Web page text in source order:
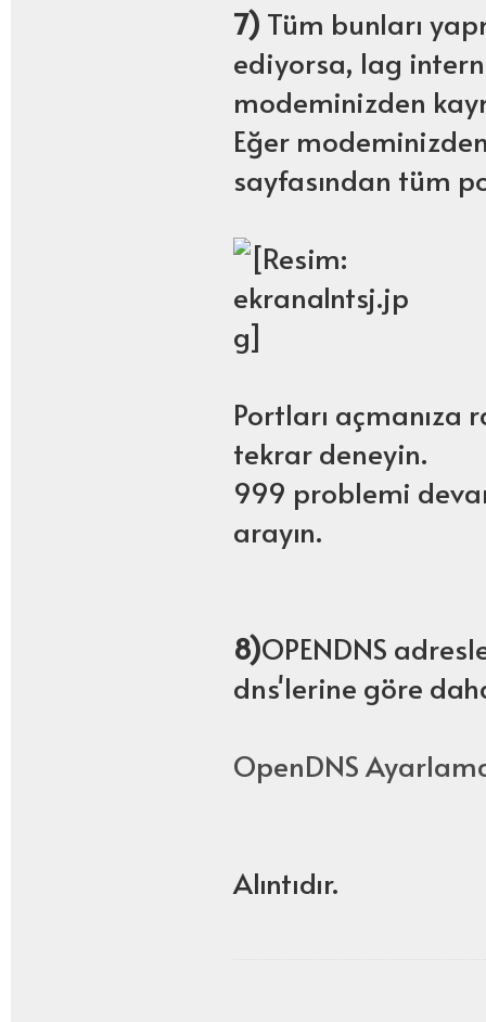
7) Tüm bunları
ediyorsa, lag
modeminizden
Eğer
sayfasından tüm
Portları
tekrar deneyin.
999 problemi
arayın.
8)OPENDNS
dns'lerine göre
OpenDNS
Alıntıdır.